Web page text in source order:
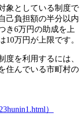
象 としている制度で
己負担額の半分以内
き6万円の助成を上
10万円が上限です。
度を利用するには、
住んでいる市町村の
）